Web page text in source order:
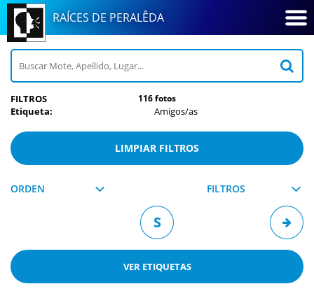
RAÍCES DE PERALÊDA
FILTROS
Etiqueta:
Amigos/as
LIMPIAR FILTROS
ORDEN FILTROS
S
116 fotos
VER ETIQUETAS